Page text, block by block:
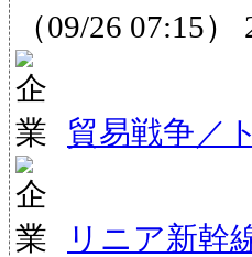
（09/26 07:15）
貿易戦争／
リニア新幹